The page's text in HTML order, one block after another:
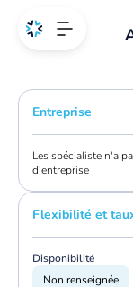
Entreprise
Les spécialiste n'a
d'entreprise
Flexibilité et
Disponibilité
Non renseignée